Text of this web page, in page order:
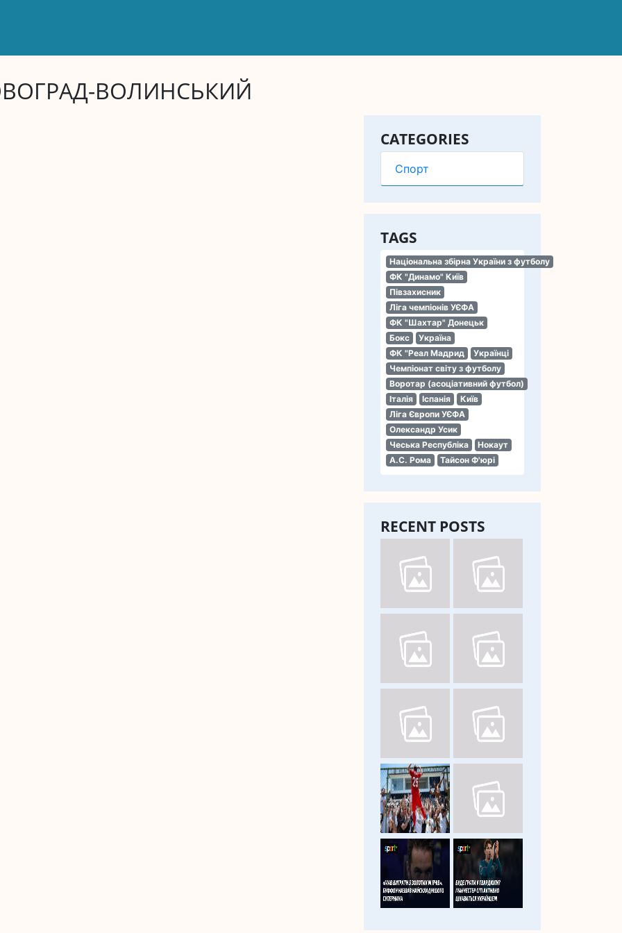
ВОЛИНСЬКИЙ
CATEGORIES
Спорт
TAGS
Національна збірна України з футболу
ФК "Динамо" Київ
Півзахисник
Ліга чемпіонів УЄФА
ФК "Шахтар" Донецьк
Бокс
Україна
ФК "Реал Мадрид
Українці
Чемпіонат світу з футболу
Воротар (асоціативний футбол)
Італія
Іспанія
Київ
Ліга Європи УЄФА
Олександр Усик
Чеська Республіка
Нокаут
А.С. Рома
Тайсон Ф'юрі
RECENT POSTS